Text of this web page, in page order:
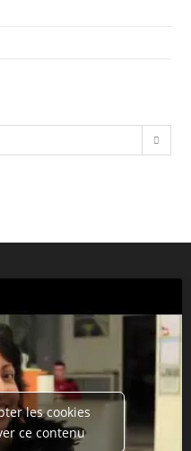
les cookies
ce contenu